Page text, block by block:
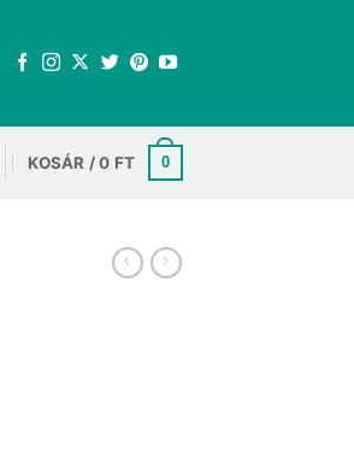
KOSÁR /0 FT 0